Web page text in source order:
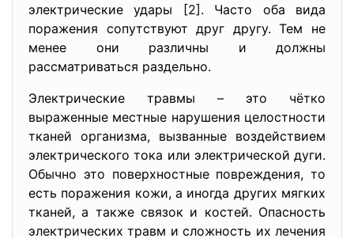
электрические удары [2]. Часто оба вида
поражения сопутствуют друг другу. Тем не
менее они различны и должны
рассматриваться раздельно.
Электрические травмы – это чётко
выраженные местные нарушения целостности
тканей организма, вызванные воздействием
электрического тока или электрической дуги.
Обычно это поверхностные повреждения, то
есть поражения кожи, а иногда других мягких
тканей, а также связок и костей. Опасность
электрических травм и сложность их лечения